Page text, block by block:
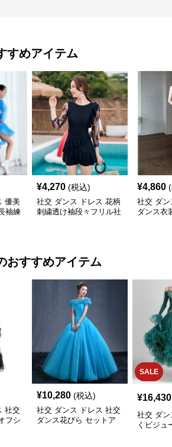
すめアイテム
優美
袖練
¥4,270 (税込)
社交 ダンス ドレス 花柄
刺繍透け袖段々フリル社
¥4,860
社交 ダ
ダンス衣
おすすめアイテム
社交
フシ
¥10,280 (税込)
社交 ダンス ドレス 社交
ダンス花びら セットア
SALE
¥16,430
社交 ダ
くビジュ